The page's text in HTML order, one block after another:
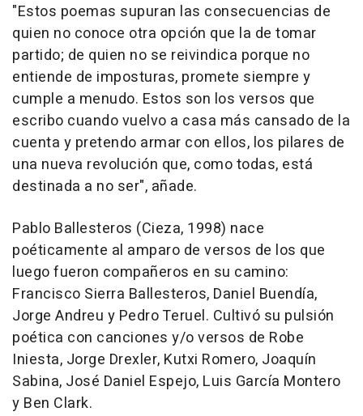
"Estos poemas supuran las consecuencias de
quien no conoce otra opción que la de tomar
partido; de quien no se reivindica porque no
entiende de imposturas, promete siempre y
cumple a menudo. Estos son los versos que
escribo cuando vuelvo a casa más cansado de la
cuenta y pretendo armar con ellos, los pilares de
una nueva revolución que, como todas, está
destinada a no ser", añade.
Pablo Ballesteros (Cieza, 1998) nace
poéticamente al amparo de versos de los que
luego fueron compañeros en su camino:
Francisco Sierra Ballesteros, Daniel Buendía,
Jorge Andreu y Pedro Teruel. Cultivó su pulsión
poética con canciones y/o versos de Robe
Iniesta, Jorge Drexler, Kutxi Romero, Joaquín
Sabina, José Daniel Espejo, Luis García Montero
y Ben Clark.